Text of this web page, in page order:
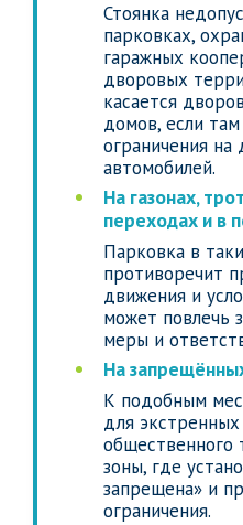
Стоянка
парковках,
гаражных
дворовых
касается
домов, если
ограничения на
автомобилей.
На газонах,
переходах и в
Парковка в
противоречит
движения и
может повлечь
меры и
На
К подобным
для
общественного
зоны, где
запрещена» и
ограничения.